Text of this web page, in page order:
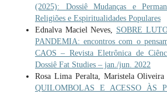
(2025): Dossiê Mudanças e
Religiões e Espiritualidades Populares
Ednalva Maciel Neves, SOBRE
PANDEMIA: encontros com o
CAOS – Revista Eletrônica de
Dossiê Fat Studies – jan./jun. 2022
Rosa Lima Peralta, Maristela
QUILOMBOLAS E ACESSO ÀS